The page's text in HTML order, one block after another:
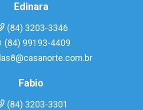
Edinara
(84) 3203-3346
(84) 99193-4409
Fabio
(84) 3203-3301